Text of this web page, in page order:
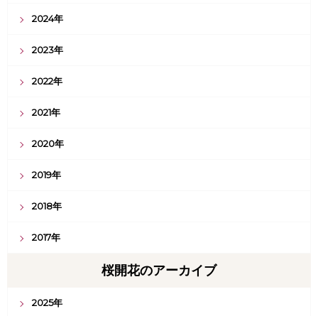
2024年
2023年
2022年
2021年
2020年
2019年
2018年
2017年
桜開花のアーカイブ
2025年